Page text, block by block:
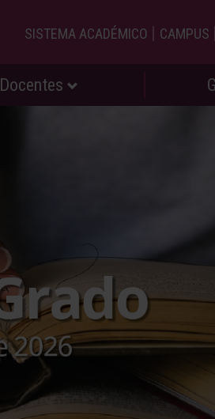
SISTEMA ACADÉMICO | CAMPUS |
Docentes